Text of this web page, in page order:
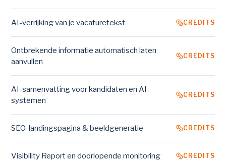
AI-verrijking van je vacaturetekst CREDITS
Ontbrekende informatie automatisch laten
aanvullen
CREDITS
AI-samenvatting voor kandidaten en AI-
systemen
CREDITS
SEO-landingspagina & beeldgeneratie CREDITS
Visibility Report en doorlopende monitoring CREDITS